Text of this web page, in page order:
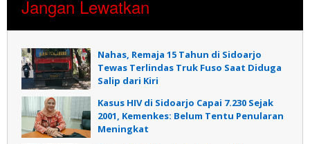
Jangan Lewatkan
Nahas, Remaja 15 Tahun di Sidoarjo
Tewas Terlindas Truk Fuso Saat Diduga
Salip dari Kiri
Kasus HIV di Sidoarjo Capai 7.230 Sejak
2001, Kemenkes: Belum Tentu Penularan
Meningkat